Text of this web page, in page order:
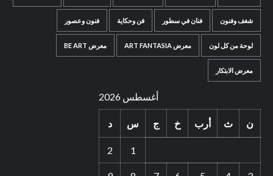
شغف وفنون فنان في سطور فن وحكاية فنون وعصور
لوحة من كل لون معرض ART FANTASIA معرض BE ART
معرض الابتكار
أغسطس 2026
ن ث أرب خ ج س د
1
2